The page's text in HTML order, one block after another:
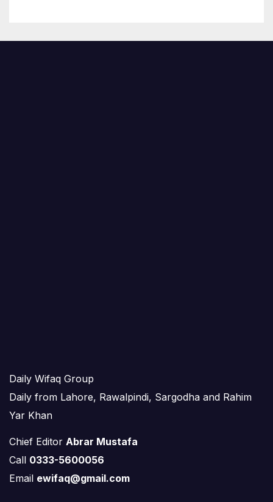
Daily Wifaq Group
Daily from Lahore, Rawalpindi, Sargodha and Rahim
Yar Khan
Chief Editor Abrar Mustafa
Call 0333-5600056
Email ewifaq@gmail.com